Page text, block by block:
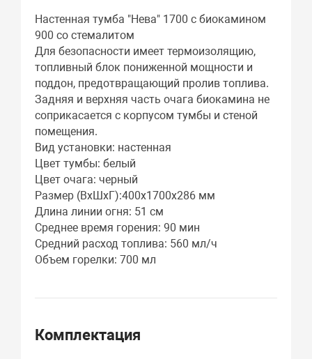
Настенная тумба "Нева" 1700 с биокамином
900 со стемалитом
Для безопасности имеет термоизолящию,
топливный блок пониженной мощности и
поддон, предотвращающий пролив топлива.
Задняя и верхняя часть очага биокамина не
соприкасается с корпусом тумбы и стеной
помещения.
Вид установки: настенная
Цвет тумбы: белый
Цвет очага: черный
Размер (ВхШхГ):400х1700х286 мм
Длина линии огня: 51 см
Среднее время горения: 90 мин
Средний расход топлива: 560 мл/ч
Объем горелки: 700 мл
Комплектация